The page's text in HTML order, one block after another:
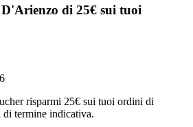
di 25€ sui tuoi
risparmi 25€ sui tuoi ordini di
di termine indicativa.